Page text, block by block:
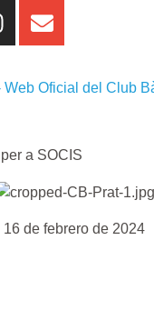
a SOCIS
de febrero de 2024